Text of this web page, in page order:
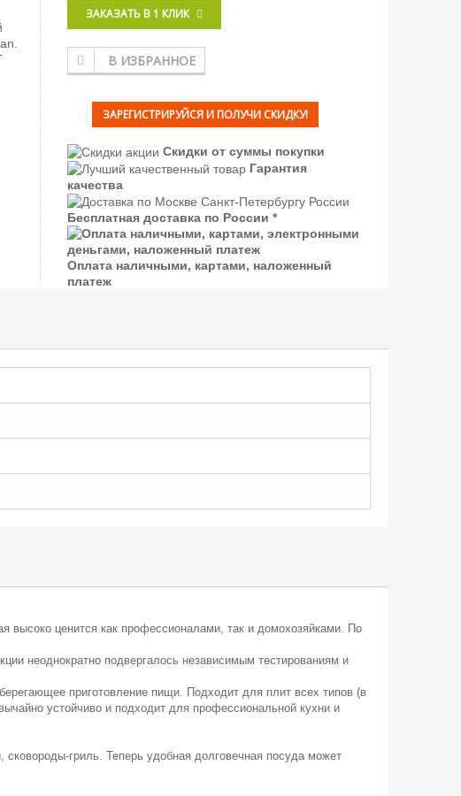
ЗАКАЗАТЬ В 1 КЛИК
В ИЗБРАННОЕ
ЗАРЕГИСТРИРУЙСЯ И ПОЛУЧИ СКИДКУ!
Скидки от суммы покупки
Гарантия
качества
Бесплатная доставка по России *
Оплата наличными, картами, наложенный
платеж
ценится как профессионалами, так и домохозяйками. По
неоднократно подвергалось независимым тестированиям и
приготовление пищи. Подходит для плит всех типов (в
устойчиво и подходит для профессиональной кухни и
гриль. Теперь удобная долговечная посуда может